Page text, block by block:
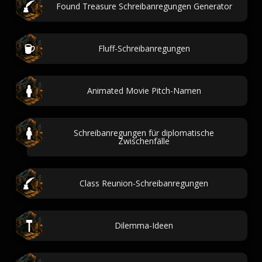
Found Treasure Schreibanregungen Generator
Fluff-Schreibanregungen
Animated Movie Pitch-Namen
Schreibanregungen für diplomatische
Zwischenfälle
Class Reunion-Schreibanregungen
Dilemma-Ideen